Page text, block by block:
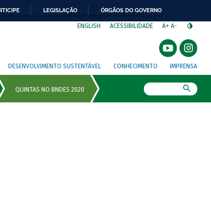
LEGISLAÇÃO ÓRGÃOS DO GOVERNO
ENGLISH ACESSIBILIDADE A+ A-
DESENVOLVIMENTO SUSTENTÁVEL CONHECIMENTO IMPRENSA